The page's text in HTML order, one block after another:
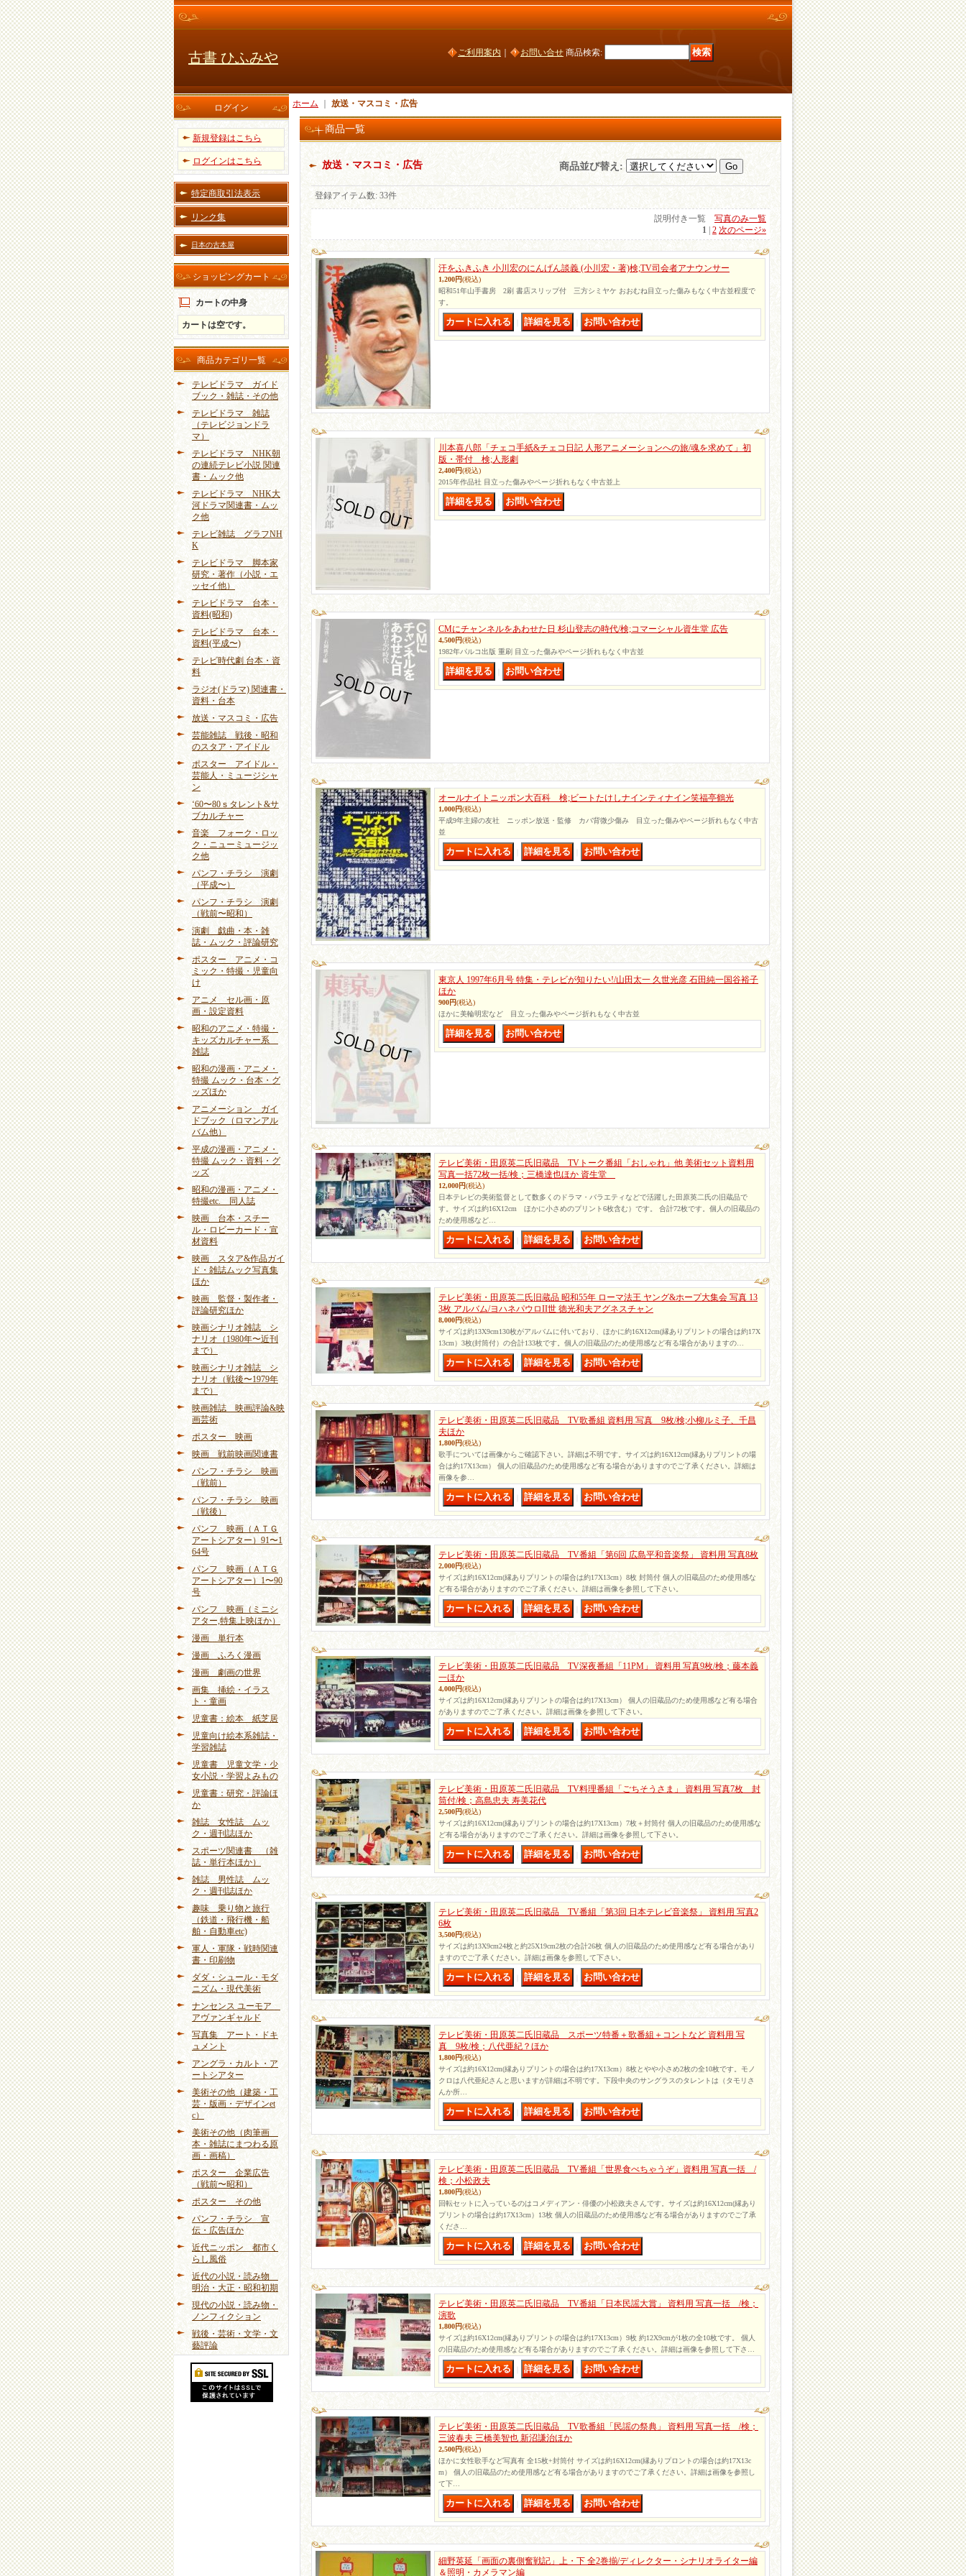
古書 ひふみや ご利用案内 お問い合せ 商品検索:
ログイン
新規登録はこちら
ログインはこちら
特定商取引法表示
リンク集
日本の古本屋
ショッピングカート
カートの中身
カートは空です。
商品カテゴリ一覧
テレビドラマ ガイド
ブック・雑誌・その他
テレビドラマ 雑誌
（テレビジョンドラ
マ）
テレビドラマ NHK朝
の連続テレビ小説 関連
書・ムック他
テレビドラマ NHK大
河ドラマ関連書・ムッ
ク他
テレビ雑誌 グラフNH
K
テレビドラマ 脚本家
研究・著作（小説・エ
ッセイ他）
テレビドラマ 台本・
資料(昭和)
テレビドラマ 台本・
資料(平成〜)
テレビ時代劇 台本・資
料
ラジオ(ドラマ) 関連書・
資料・台本
放送・マスコミ・広告
芸能雑誌 戦後・昭和
のスタア・アイドル
ポスター アイドル・
芸能人・ミュージシャ
ン
‘60〜80ｓタレント&サ
ブカルチャー
音楽 フォーク・ロッ
ク・ニューミュージッ
ク他
パンフ・チラシ 演劇
（平成〜）
パンフ・チラシ 演劇
（戦前〜昭和）
演劇 戯曲・本・雑
誌・ムック・評論研究
ポスター アニメ・コ
ミック・特撮・児童向
け
アニメ セル画・原
画・設定資料
昭和のアニメ・特撮・
キッズカルチャー系
雑誌
昭和の漫画・アニメ・
特撮 ムック・台本・グ
ッズほか
アニメーション ガイ
ドブック（ロマンアル
バム他）
平成の漫画・アニメ・
特撮 ムック・資料・グ
ッズ
昭和の漫画・アニメ・
特撮etc. 同人誌
映画 台本・スチー
ル・ロビーカード・宣
材資料
映画 スタア&作品ガイ
ド・雑誌ムック写真集
ほか
映画 監督・製作者・
評論研究ほか
映画シナリオ雑誌 シ
ナリオ（1980年〜近刊
まで）
映画シナリオ雑誌 シ
ナリオ（戦後〜1979年
まで）
映画雑誌 映画評論&映
画芸術
ポスター 映画
映画 戦前映画関連書
パンフ・チラシ 映画
（戦前）
パンフ・チラシ 映画
（戦後）
パンフ 映画（ＡＴＧ
アートシアター）91〜1
64号
パンフ 映画（ＡＴＧ
アートシアター）1〜90
号
パンフ 映画（ミニシ
アター,特集上映ほか）
漫画 単行本
漫画 ふろく漫画
漫画 劇画の世界
画集 挿絵・イラス
ト・童画
児童書：絵本 紙芝居
児童向け絵本系雑誌・
学習雑誌
児童書 児童文学・少
女小説・学習よみもの
児童書：研究・評論ほ
か
雑誌 女性誌 ムッ
ク・週刊誌ほか
スポーツ関連書 （雑
誌・単行本ほか）
雑誌 男性誌 ムッ
ク・週刊誌ほか
趣味 乗り物と旅行
（鉄道・飛行機・船
舶・自動車etc)
軍人・軍隊・戦時関連
書・印刷物
ダダ・シュール・モダ
ニズム・現代美術
ナンセンス ユーモア
アヴァンギャルド
写真集 アート・ドキ
ュメント
アングラ・カルト・ア
ートシアター
美術その他（建築・工
芸・版画・デザインet
c）
美術その他（肉筆画
本・雑誌にまつわる原
画・画稿）
ポスター 企業広告
（戦前〜昭和）
ポスター その他
パンフ・チラシ 宣
伝・広告ほか
近代ニッポン 都市く
らし風俗
近代の小説・読み物
明治・大正・昭和初期
現代の小説・読み物・
ノンフィクション
戦後・芸術・文学・文
藝評論
ホーム 放送・マスコミ・広告
商品一覧
放送・マスコミ・広告 商品並び替え :
登録アイテム数: 33件
説明付き一覧 写真のみ一覧
1 2 次のページ»
汗をふきふき 小川宏のにんげん談義 (小川宏・著)検;TV司会者アナウンサー
1,200円(税込)
昭和51年山手書房 2刷 書店スリップ付 三方シミヤケ おおむね目立った傷みもなく中古並程度で
す。
川本喜八郎「チェコ手紙&チェコ日記 人形アニメーションへの旅/魂を求めて」初
版・帯付 検;人形劇
2,400円(税込)
2015年作品社 目立った傷みやページ折れもなく中古並上
CMにチャンネルをあわせた日 杉山登志の時代/検;コマーシャル資生堂 広告
4,500円(税込)
1982年パルコ出版 重刷 目立った傷みやページ折れもなく中古並
オールナイトニッポン大百科 検;ビートたけしナインティナイン笑福亭鶴光
1,000円(税込)
平成9年主婦の友社 ニッポン放送・監修 カバ背微少傷み 目立った傷みやページ折れもなく中古
並
東京人 1997年6月号 特集・テレビが知りたい!/山田太一 久世光彦 石田純一国谷裕子
ほか
900円(税込)
ほかに美輪明宏など 目立った傷みやページ折れもなく中古並
テレビ美術・田原英二氏旧蔵品 TVトーク番組「おしゃれ」他 美術セット資料用
写真一括72枚一括/検；三橋達也ほか 資生堂
12,000円(税込)
日本テレビの美術監督として数多くのドラマ・バラエティなどで活躍した田原英二氏の旧蔵品で
す。サイズは約16X12cm ほかに小さめのプリント6枚含む）です。 合計72枚です。個人の旧蔵品の
ため使用感など…
テレビ美術・田原英二氏旧蔵品 昭和55年 ローマ法王 ヤング&ホープ大集会 写真 13
3枚 アルバム/ヨハネパウロII世 徳光和夫アグネスチャン
8,000円(税込)
サイズは約13X9cm130枚がアルバムに付いており、ほかに約16X12cm(縁ありプリントの場合は約17X
13cm）3枚(封筒付）の合計133枚です。個人の旧蔵品のため使用感など有る場合がありますの…
テレビ美術・田原英二氏旧蔵品 TV歌番組 資料用 写真 9枚/検;小柳ルミ子、千昌
夫ほか
1,800円(税込)
歌手については画像からご確認下さい。詳細は不明です。サイズは約16X12cm(縁ありプリントの場
合は約17X13cm） 個人の旧蔵品のため使用感など有る場合がありますのでご了承ください。詳細は
画像を参…
テレビ美術・田原英二氏旧蔵品 TV番組「第6回 広島平和音楽祭」 資料用 写真8枚
2,000円(税込)
サイズは約16X12cm(縁ありプリントの場合は約17X13cm）8枚 封筒付 個人の旧蔵品のため使用感な
ど有る場合がありますのでご了承ください。詳細は画像を参照して下さい。
テレビ美術・田原英二氏旧蔵品 TV深夜番組「11PM」 資料用 写真9枚/検；藤本義
一ほか
4,000円(税込)
サイズは約16X12cm(縁ありプリントの場合は約17X13cm） 個人の旧蔵品のため使用感など有る場合
がありますのでご了承ください。詳細は画像を参照して下さい。
テレビ美術・田原英二氏旧蔵品 TV料理番組「ごちそうさま」 資料用 写真7枚 封
筒付/検；高島忠夫 寿美花代
2,500円(税込)
サイズは約16X12cm(縁ありプリントの場合は約17X13cm）7枚＋封筒付 個人の旧蔵品のため使用感な
ど有る場合がありますのでご了承ください。詳細は画像を参照して下さい。
テレビ美術・田原英二氏旧蔵品 TV番組「第3回 日本テレビ音楽祭」 資料用 写真2
6枚
3,500円(税込)
サイズは約13X9cm24枚と約25X19cm2枚の合計26枚 個人の旧蔵品のため使用感など有る場合があり
ますのでご了承ください。詳細は画像を参照して下さい。
テレビ美術・田原英二氏旧蔵品 スポーツ特番＋歌番組＋コントなど 資料用 写
真 9枚/検；八代亜紀？ほか
1,800円(税込)
サイズは約16X12cm(縁ありプリントの場合は約17X13cm）8枚とやや小さめ2枚の全10枚です。モノ
クロは八代亜紀さんと思いますが詳細は不明です。下段中央のサングラスのタレントは（タモリさ
んか所…
テレビ美術・田原英二氏旧蔵品 TV番組「世界食べちゃうぞ」資料用 写真一括 /
検；小松政夫
1,800円(税込)
回転セットに入っているのはコメディアン・俳優の小松政夫さんです。サイズは約16X12cm(縁あり
プリントの場合は約17X13cm）13枚 個人の旧蔵品のため使用感など有る場合がありますのでご了承
くださ…
テレビ美術・田原英二氏旧蔵品 TV番組「日本民謡大賞」 資料用 写真一括 /検；
演歌
1,800円(税込)
サイズは約16X12cm(縁ありプリントの場合は約17X13cm）9枚 約12X9cmが1枚の全10枚です。 個人
の旧蔵品のため使用感など有る場合がありますのでご了承ください。詳細は画像を参照して下さ…
テレビ美術・田原英二氏旧蔵品 TV歌番組「民謡の祭典」 資料用 写真一括 /検；
三波春夫 三橋美智也 新沼謙治ほか
2,500円(税込)
ほかに女性歌手など写真有 全15枚+封筒付 サイズは約16X12cm(縁ありプロントの場合は約17X13c
m） 個人の旧蔵品のため使用感など有る場合がありますのでご了承ください。詳細は画像を参照し
て下…
細野英延「画面の裏側奮戦記」上・下 全2巻揃/ディレクター・シナリオライター編
＆照明・カメラマン編